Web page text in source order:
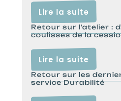
Lire la suite
Retour sur l’atelier :
coulisses de la
Lire la suite
Retour sur les
service Durabilité